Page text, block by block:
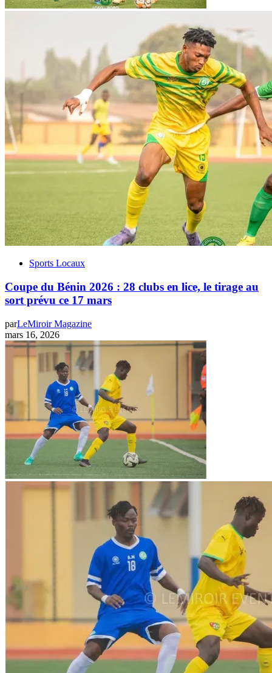
Sports Locaux
Coupe du Bénin 2026 : 28 clubs en lice, le tirage au
sort prévu ce 17 mars
parLeMiroir Magazine
mars 16, 2026